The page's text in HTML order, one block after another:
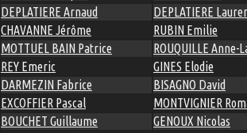
DEPLATIERE Arnaud DEPLATIERE
CHAVANNE Jérôme RUBIN Emilie
MOTTUEL BAIN Patrice ROUQUILLE Anne-
REY Emeric GINES Elodie
DARMEZIN Fabrice BISAGNO David
EXCOFFIER Pascal MONTVIGNIER
BOUCHET Guillaume GENOUX Nicolas